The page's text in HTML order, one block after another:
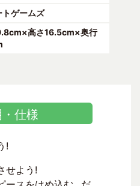
トゲームズ
高さ16.5cm×奥行
仕様
!
せよう!